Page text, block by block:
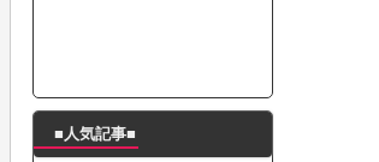
■人気記事■